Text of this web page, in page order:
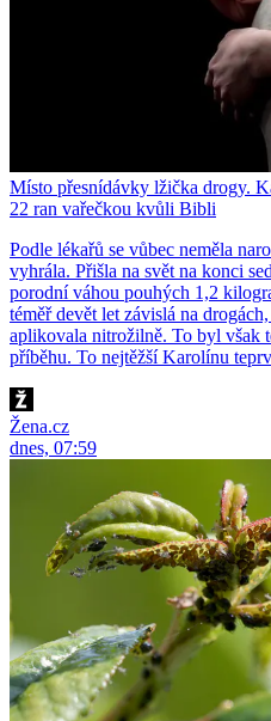
Místo přesnídávky lžička drogy.
22 ran vařečkou kvůli Bibli
Podle lékařů se vůbec neměla
vyhrála. Přišla na svět na konci
porodní váhou pouhých 1,2
téměř devět let závislá na
aplikovala nitrožilně. To byl však
příběhu. To nejtěžší Karolínu
Žena.cz
dnes, 07:59